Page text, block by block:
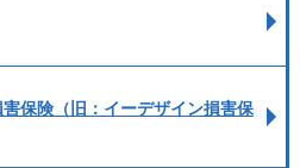
保険（旧：イーデザイン損害保